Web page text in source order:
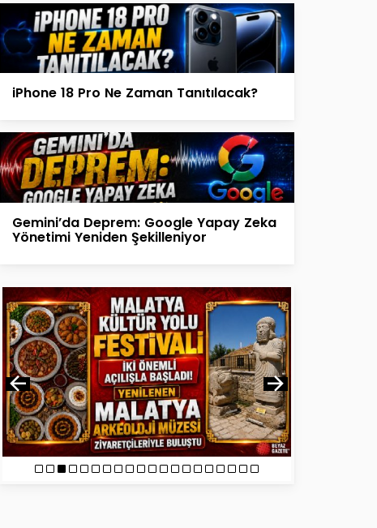
iPhone 18 Pro Ne Zaman Tanıtılacak?
Gemini’da Deprem: Google Yapay Zeka
Yönetimi Yeniden Şekilleniyor